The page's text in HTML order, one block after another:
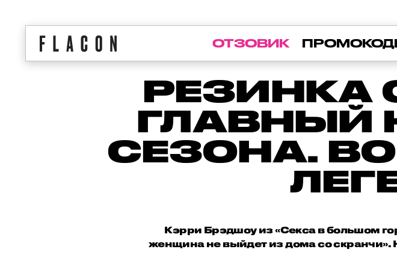
ОТЗОВИК
РЕЗИНКА
ГЛАВНЫЙ
СЕЗОНА.
Кэрри Брэдшоу из «Секса в большом
женщина не выйдет из дома со